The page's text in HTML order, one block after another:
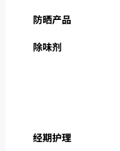
防晒产品
除味剂
经期护理